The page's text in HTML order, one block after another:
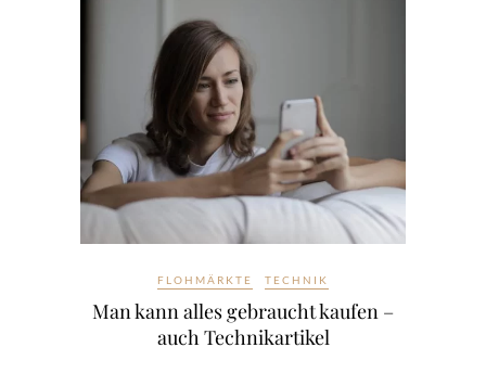
FLOHMÄRKTE TECHNIK
Man kann alles gebraucht kaufen –
auch Technikartikel